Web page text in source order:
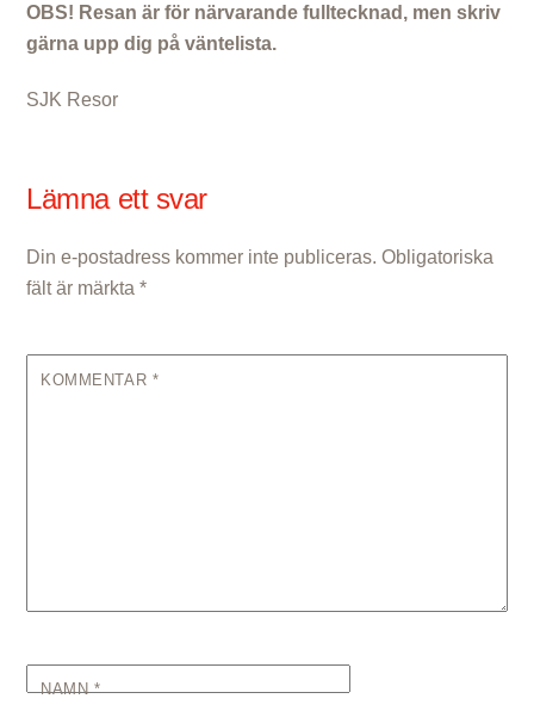
OBS! Resan är för närvarande fulltecknad, men skriv
gärna upp dig på väntelista.
SJK Resor
Lämna ett svar
Din e-postadress kommer inte publiceras. Obligatoriska
fält är märkta*
KOMMENTAR *
NAMN*